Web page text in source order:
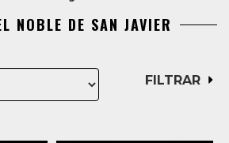
NOBLE DE SAN JAVIER
FILTRAR